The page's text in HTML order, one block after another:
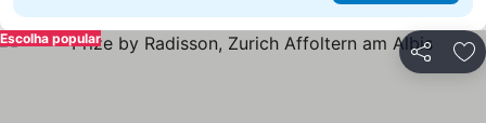
Partilhar
Escolha popular